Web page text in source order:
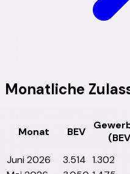
Monatliche
Monat BEV
Juni 2026 3.514 1.302